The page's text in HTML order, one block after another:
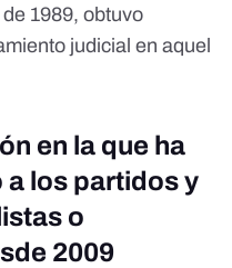
1989, obtuvo
judicial en aquel
en la que ha
a los partidos y
o
2009